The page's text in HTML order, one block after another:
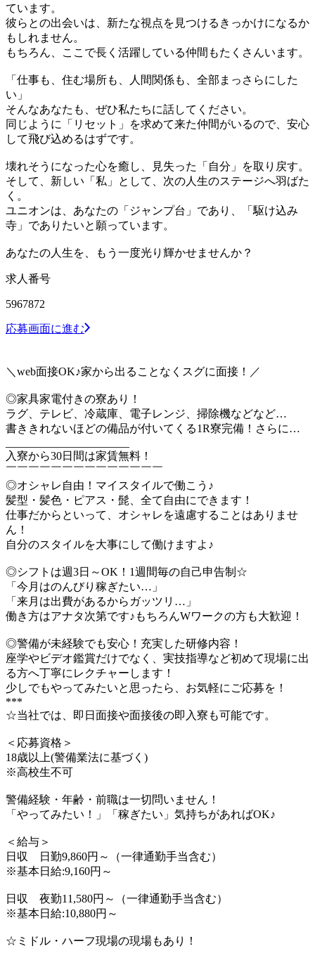
ています。
彼らとの出会いは、新たな視点を見つけるきっかけになるか
もしれません。
もちろん、ここで長く活躍している仲間もたくさんいます。
「仕事も、住む場所も、人間関係も、全部まっさらにした
い」
そんなあなたも、ぜひ私たちに話してください。
同じように「リセット」を求めて来た仲間がいるので、安心
して飛び込めるはずです。
壊れそうになった心を癒し、見失った「自分」を取り戻す。
そして、新しい「私」として、次の人生のステージへ羽ばた
く。
ユニオンは、あなたの「ジャンプ台」であり、「駆け込み
寺」でありたいと願っています。
あなたの人生を、もう一度光り輝かせませんか？
求人番号
5967872
応募画面に進む
＼web面接OK♪家から出ることなくスグに面接！／
◎家具家電付きの寮あり！
ラグ、テレビ、冷蔵庫、電子レンジ、掃除機などなど…
書ききれないほどの備品が付いてくる1R寮完備！さらに…
入寮から30日間は家賃無料！
￣￣￣￣￣￣￣￣￣￣￣￣￣￣
◎オシャレ自由！マイスタイルで働こう♪
髪型・髪色・ピアス・髭、全て自由にできます！
仕事だからといって、オシャレを遠慮することはありませ
ん！
自分のスタイルを大事にして働けますよ♪
◎シフトは週3日～OK！1週間毎の自己申告制☆
「今月はのんびり稼ぎたい…」
「来月は出費があるからガッツリ…」
働き方はアナタ次第です♪もちろんWワークの方も大歓迎！
◎警備が未経験でも安心！充実した研修内容！
座学やビデオ鑑賞だけでなく、実技指導など初めて現場に出
る方へ丁寧にレクチャーします！
少しでもやってみたいと思ったら、お気軽にご応募を！
***
☆当社では、即日面接や面接後の即入寮も可能です。
＜応募資格＞
18歳以上(警備業法に基づく)
※高校生不可
警備経験・年齢・前職は一切問いません！
「やってみたい！」「稼ぎたい」気持ちがあればOK♪
＜給与＞
日収 日勤9,860円～（一律通勤手当含む）
※基本日給:9,160円～
日収 夜勤11,580円～（一律通勤手当含む）
※基本日給:10,880円～
☆ミドル・ハーフ現場の現場もあり！